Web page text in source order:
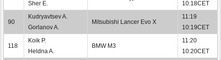
Sher E.
10:18CET
90
Kudryavtsev A.
Gorlanov A.
Mitsubishi Lancer Evo X
11:19
10:19CET
118
Koik P.
Heldna A.
BMW M3
11:20
10:20CET